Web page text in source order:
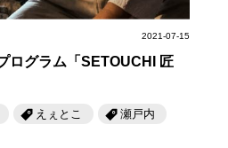
の駅この駅
貨シリーズ
ジー 瀬戸田レモン
ーワードから探す
第15回 未来へつなぐ人
Urara
美SAKU楽
しプロジェクトとは
活動内容
2021-07-15
ログラム「SETOUCHI 匠
えぇとこ 瀬戸内